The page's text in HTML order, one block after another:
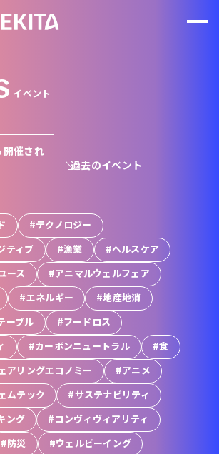
イベント
開催され
過去のイベント
#テクノロジー
ティブ
#漁業
#ヘルスケア
ース
#アニマルウェルフェア
#エネルギー
#地産地消
ーブル
#フードロス
#カーボンニュートラル
#食
アリングエコノミー
#アニメ
ムテック
#サステナビリティ
ング
#コンヴィヴィアリティ
#防災
#ウェルビーイング